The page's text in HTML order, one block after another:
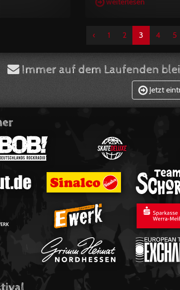
weiterlesen
‹ 1 2 3 4 5
Immer auf dem Laufenden
Jetzt